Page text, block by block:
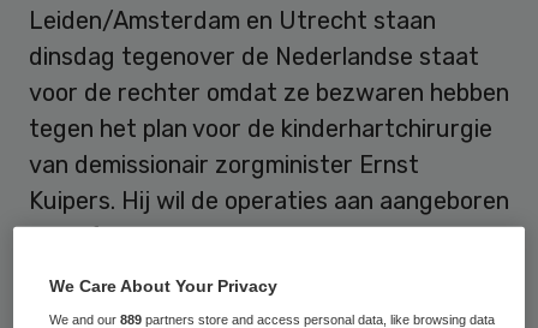
Leiden/Amsterdam en Utrecht staan
dinsdag tegenover de Nederlandse staat
voor de rechter omdat ze bezwaren hebben
tegen het plan voor de kinderhartchirurgie
van demissionair zorgminister Ernst
Kuipers. Hij wil de operaties aan aangeboren
hartafwijkingen bij kinderen concentreren
op twee locaties: in Rotterdam en
Groningen.
We Care About Your Privacy
We and our889 partners store and access personal data, like browsing data